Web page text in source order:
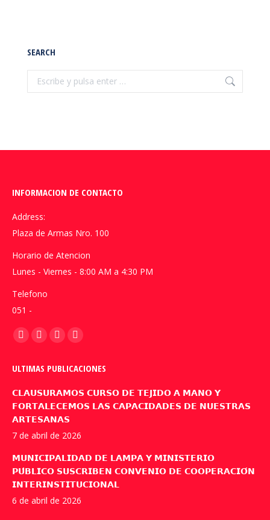
SEARCH
INFORMACION DE CONTACTO
Address:
Plaza de Armas Nro. 100
Horario de Atencion
Lunes - Viernes - 8:00 AM a 4:30 PM
Telefono
051 -
Encuéntranos en:
Facebook
opens
in
new
window
YouTube
opens
in
new
window
Linkedin
opens
in
new
window
Instagram
opens
in
new
ULTIMAS PUBLICACIONES
𝗖𝗟𝗔𝗨𝗦𝗨𝗥𝗔𝗠𝗢𝗦 𝗖𝗨𝗥𝗦𝗢 𝗗𝗘 𝗧𝗘𝗝𝗜𝗗𝗢 𝗔 𝗠𝗔𝗡𝗢 𝗬
𝗙𝗢𝗥𝗧𝗔𝗟𝗘𝗖𝗘𝗠𝗢𝗦 𝗟𝗔𝗦 𝗖𝗔𝗣𝗔𝗖𝗜𝗗𝗔𝗗𝗘𝗦 𝗗𝗘 𝗡𝗨𝗘𝗦𝗧𝗥𝗔𝗦
𝗔𝗥𝗧𝗘𝗦𝗔𝗡𝗔𝗦
7 de abril de 2026
𝗠𝗨𝗡𝗜𝗖𝗜𝗣𝗔𝗟𝗜𝗗𝗔𝗗 𝗗𝗘 𝗟𝗔𝗠𝗣𝗔 𝗬 𝗠𝗜𝗡𝗜𝗦𝗧𝗘𝗥𝗜𝗢
𝗣𝗨́𝗕𝗟𝗜𝗖𝗢 𝗦𝗨𝗦𝗖𝗥𝗜𝗕𝗘𝗡 𝗖𝗢𝗡𝗩𝗘𝗡𝗜𝗢 𝗗𝗘 𝗖𝗢𝗢𝗣𝗘𝗥𝗔𝗖𝗜𝗢́𝗡
𝗜𝗡𝗧𝗘𝗥𝗜𝗡𝗦𝗧𝗜𝗧𝗨𝗖𝗜𝗢𝗡𝗔𝗟
6 de abril de 2026